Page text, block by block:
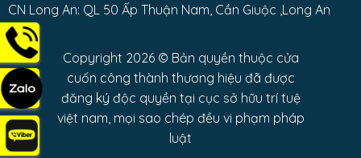
CN Long An: QL 50 Ấp Thuận Nam, Cần Giuộc ,Long An
Copyright 2026 © Bản quyền thuộc cửa
cuốn công thành thương hiệu đã được
đăng ký độc quyền tại cục sở hữu trí tuệ
việt nam, mọi sao chép đều vi phạm pháp
luật